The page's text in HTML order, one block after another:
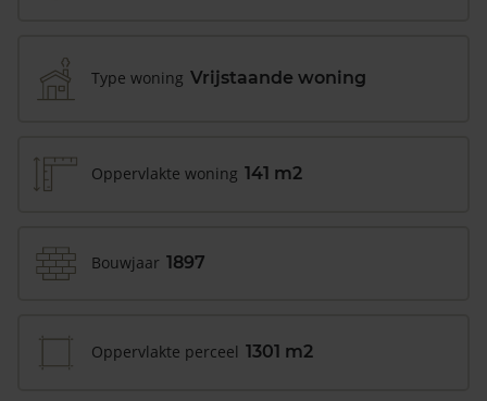
Type woning Vrijstaande woning
Oppervlakte woning 141 m2
Bouwjaar 1897
Oppervlakte perceel 1301 m2